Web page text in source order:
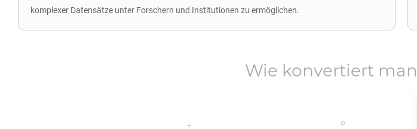
komplexer Datensätze unter Forschern und Institutionen zu ermöglichen.
Wie konvertiert man